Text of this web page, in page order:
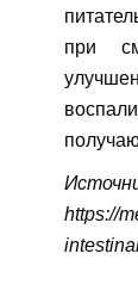
при
https://